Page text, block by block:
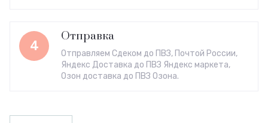
4
Отправка
Отправляем Сдеком до ПВЗ, Почтой России,
Яндекс Доставка до ПВЗ Яндекс маркета,
Озон доставка до ПВЗ Озона.